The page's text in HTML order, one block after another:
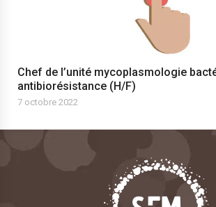
Chef de l’unité mycoplasmologie
antibiorésistance (H/F)
7 octobre 2022